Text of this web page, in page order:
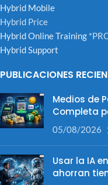
Hybrid Mobile
Hybrid Price
Hybrid Online Training
Hybrid Support
PUBLICACIONES
Medios de
Completa
05/08/2026
Usar la IA
ahorran